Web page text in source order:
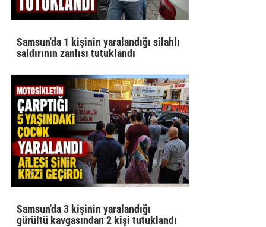
Samsun'da 1 kişinin yaralandığı silahlı
saldırının zanlısı tutuklandı
Samsun'da 3 kişinin yaralandığı
gürültü kavgasından 2 kişi tutuklandı